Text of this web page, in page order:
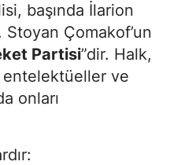
başında İlarion
Çomakof’un
Partisi”dir. Halk,
entelektüeller ve
onları